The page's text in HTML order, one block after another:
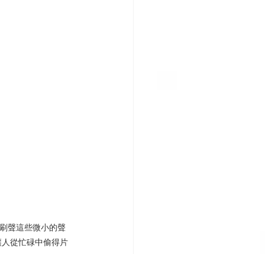
聲這些微小的聲
從忙碌中偷得片